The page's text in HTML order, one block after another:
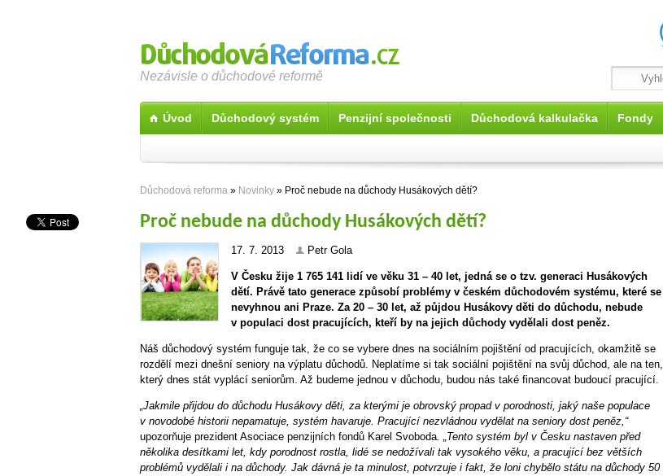
Nezávisle o důchodové reformě
Úvod Důchodový systém Penzijní společnosti Důchodová kalkulačka Fondy
Důchodová reforma » Novinky » Proč nebude na důchody Husákových dětí?
Proč nebude na důchody Husákových dětí?
17. 7. 2013 Petr Gola
V Česku žije 1 765 141 lidí ve věku 31 – 40 let, jedná se o tzv. generaci Husákových
dětí. Právě tato generace způsobí problémy v českém důchodovém systému, které se
nevyhnou ani Praze. Za 20 – 30 let, až půjdou Husákovy děti do důchodu, nebude
v populaci dost pracujících, kteří by na jejich důchody vydělali dost peněz.
Náš důchodový systém funguje tak, že co se vybere dnes na sociálním pojištění od pracujících, okamžitě se
rozdělí mezi dnešní seniory na výplatu důchodů. Neplatíme si tak sociální pojištění na svůj důchod, ale na ten,
který dnes stát vyplácí seniorům. Až budeme jednou v důchodu, budou nás také financovat budoucí pracující.
„Jakmile přijdou do důchodu Husákovy děti, za kterými je obrovský propad v porodnosti, jaký naše populace
v novodobé historii nepamatuje, systém havaruje. Pracující nezvládnou vydělat na seniory dost peněz,“
upozorňuje prezident Asociace penzijních fondů Karel Svoboda. „Tento systém byl v Česku nastaven před
několika desítkami let, kdy porodnost rostla, lidé se nedožívali tak vysokého věku, a pracující bez větších
problémů vydělali i na důchody. Jak dávná je ta minulost, potvrzuje i fakt, že loni chybělo státu na důchody 50